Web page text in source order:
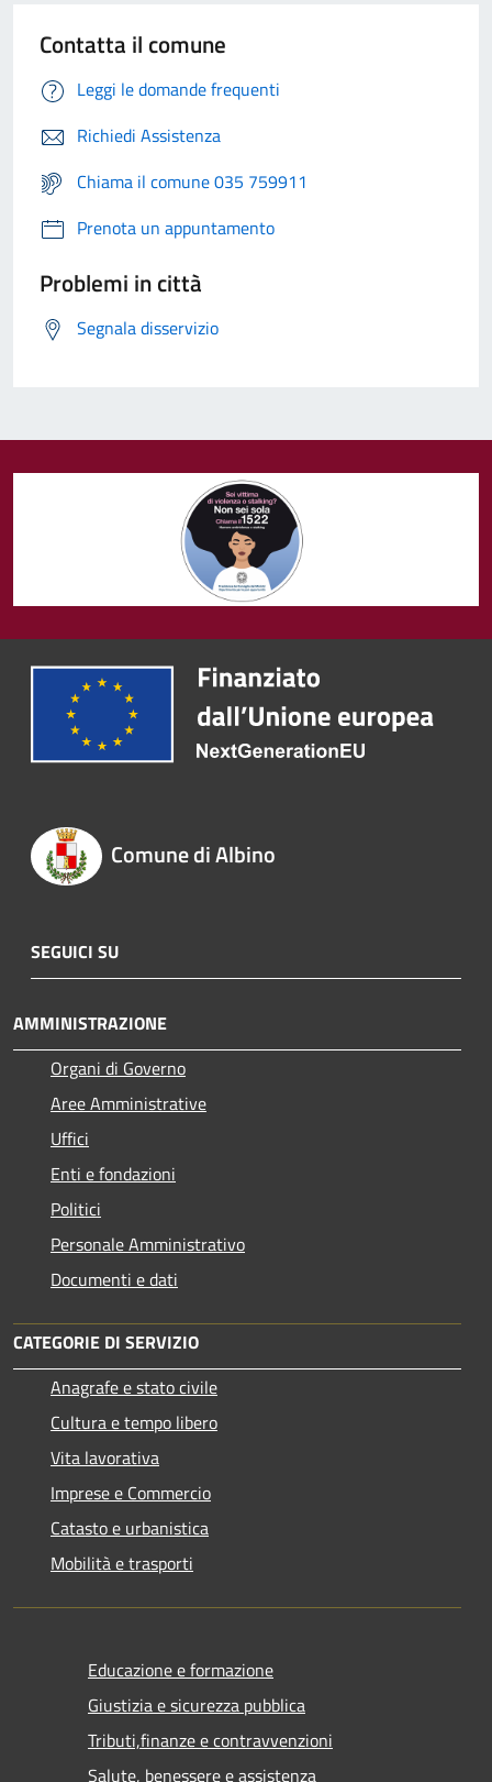
Contatta il comune
Leggi le domande frequenti
Richiedi Assistenza
Chiama il comune 035 759911
Prenota un appuntamento
Problemi in città
Segnala disservizio
Comune di Albino
SEGUICI SU
AMMINISTRAZIONE
Organi di Governo
Aree Amministrative
Uffici
Enti e fondazioni
Politici
Personale Amministrativo
Documenti e dati
CATEGORIE DI SERVIZIO
Anagrafe e stato civile
Cultura e tempo libero
Vita lavorativa
Imprese e Commercio
Catasto e urbanistica
Mobilità e trasporti
Educazione e formazione
Giustizia e sicurezza pubblica
Tributi,finanze e contravvenzioni
Salute, benessere e assistenza